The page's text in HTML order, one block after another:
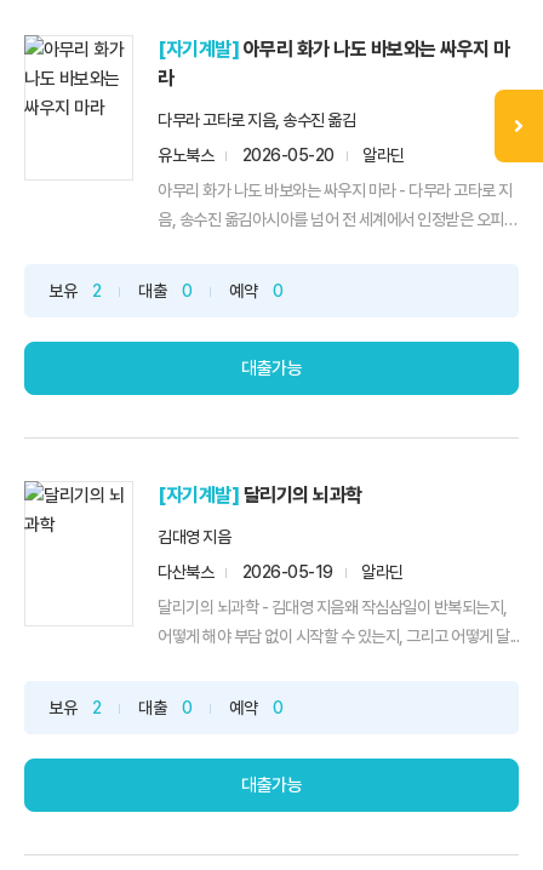
[자기계발] 아무리 화가 나도 바보와는 싸우지 마
라
다무라 고타로 지음, 송수진 옮김
유노북스
2026-05-20
알라딘
아무리 화가 나도 바보와는 싸우지 마라 - 다무라 고타로 지
음, 송수진 옮김아시아를 넘어 전 세계에서 인정받은 오피
보유 2 대출 0 예약 0
대출가능
[자기계발] 달리기의 뇌과학
김대영 지음
다산북스
2026-05-19
알라딘
달리기의 뇌과학 - 김대영 지음왜 작심삼일이 반복되는지,
어떻게 해야 부담 없이 시작할 수 있는지, 그리고 어떻게 달...
보유 2 대출 0 예약 0
대출가능